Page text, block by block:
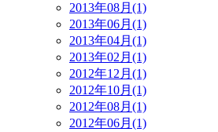
2013年08月(1)
2013年06月(1)
2013年04月(1)
2013年02月(1)
2012年12月(1)
2012年10月(1)
2012年08月(1)
2012年06月(1)